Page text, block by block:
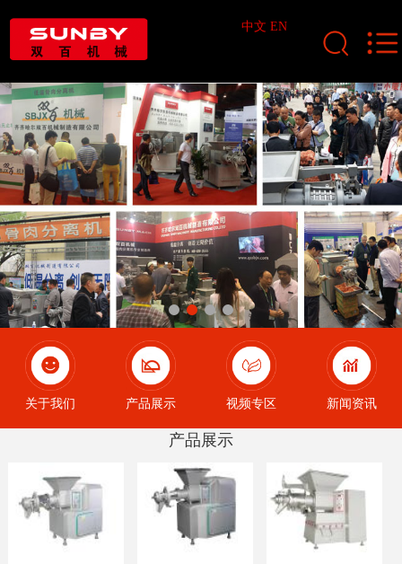
中文 EN
关于我们 产品展示 视频专区 新闻资讯
产品展示